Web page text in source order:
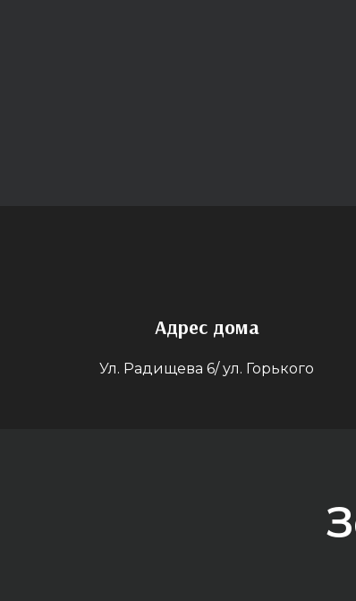
Адрес дома
Ул. Радищева 6/ ул. Горького